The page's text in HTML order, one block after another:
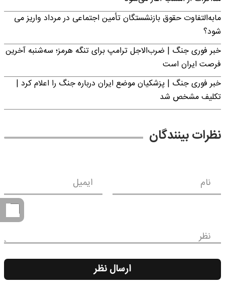
مابه‌التفاوت حقوق بازنشستگان تأمین اجتماعی در مرداد واریز می
شود؟
خبر فوری جنگ | ضرب‌الاجل ترامپ برای تنگه هرمز؛ سه‌شنبه آخرین
فرصت ایران است
خبر فوری جنگ | پزشکیان موضع ایران درباره جنگ را اعلام کرد |
تکلیف مشخص شد
نظرات بینندگان
نام ایمیل
نظر
ارسال نظر